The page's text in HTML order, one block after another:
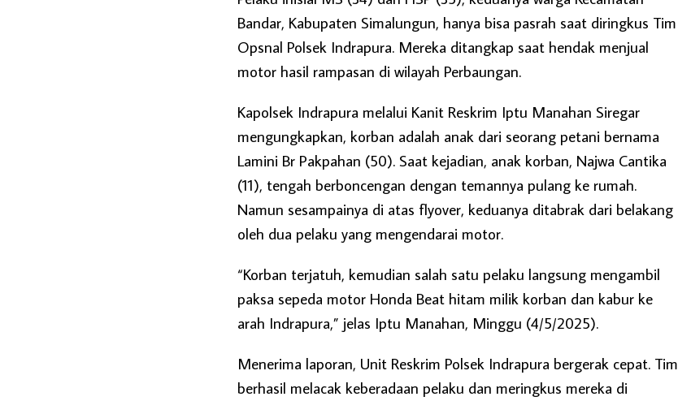
Bandar, Kabupaten Simalungun, hanya bisa pasrah saat diringkus Tim
Opsnal Polsek Indrapura. Mereka ditangkap saat hendak menjual
motor hasil rampasan di wilayah Perbaungan.
Kapolsek Indrapura melalui Kanit Reskrim Iptu Manahan Siregar
mengungkapkan, korban adalah anak dari seorang petani bernama
Lamini Br Pakpahan (50). Saat kejadian, anak korban, Najwa Cantika
(11), tengah berboncengan dengan temannya pulang ke rumah.
Namun sesampainya di atas flyover, keduanya ditabrak dari belakang
oleh dua pelaku yang mengendarai motor.
“Korban terjatuh, kemudian salah satu pelaku langsung mengambil
paksa sepeda motor Honda Beat hitam milik korban dan kabur ke
arah Indrapura,” jelas Iptu Manahan, Minggu (4/5/2025).
Menerima laporan, Unit Reskrim Polsek Indrapura bergerak cepat. Tim
berhasil melacak keberadaan pelaku dan meringkus mereka di